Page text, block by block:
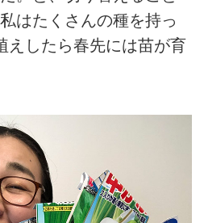
はたくさんの種を持っ
えしたら春先には苗が育